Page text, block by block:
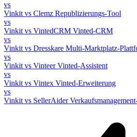
vs
Vinkit vs Clemz Republizierungs-Tool
vs
Vinkit vs VintedCRM Vinted-CRM
vs
Vinkit vs Dresskare Multi-Marktplatz-
vs
Vinkit vs Vinteer Vinted-Assistent
vs
Vinkit vs Vintex Vinted-Erweiterung
vs
Vinkit vs SellerAider